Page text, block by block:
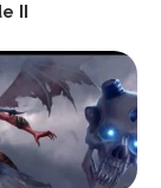
II